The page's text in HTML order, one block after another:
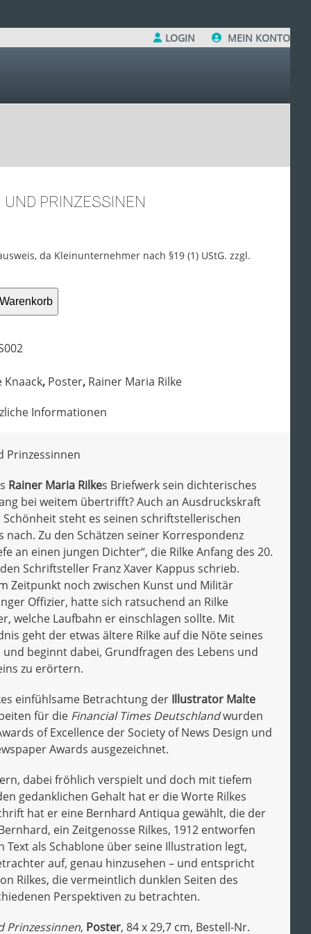
LOGIN MEIN KONTO
UND PRINZESSINEN
da Kleinunternehmer nach §19 (1) UStG. zzgl.
Knaack, Poster, Rainer Maria Rilke
Informationen
Prinzessinnen
Rainer Maria Rilkes Briefwerk sein dichterisches
bei weitem übertrifft? Auch an Ausdruckskraft
steht es seinen schriftstellerischen
nach. Zu den Schätzen seiner Korrespondenz
an einen jungen Dichter“, die Rilke Anfang des 20.
Schriftsteller Franz Xaver Kappus schrieb.
Zeitpunkt noch zwischen Kunst und Militär
Offizier, hatte sich ratsuchend an Rilke
welche Laufbahn er einschlagen sollte. Mit
geht der etwas ältere Rilke auf die Nöte seines
beginnt dabei, Grundfragen des Lebens und
zu erörtern.
einfühlsame Betrachtung der Illustrator Malte
für die Financial Times Deutschlandwurden
of Excellence der Society of News Design und
Awards ausgezeichnet.
dabei fröhlich verspielt und doch mit tiefem
gedanklichen Gehalt hat er die Worte Rilkes
hat er eine Bernhard Antiqua gewählt, die der
ein Zeitgenosse Rilkes, 1912 entworfen
Text als Schablone über seine Illustration legt,
auf, genau hinzusehen – und entspricht
Rilkes, die vermeintlich dunklen Seiten des
Perspektiven zu betrachten.
Prinzessinnen, Poster, 84 x 29,7 cm, Bestell-Nr.